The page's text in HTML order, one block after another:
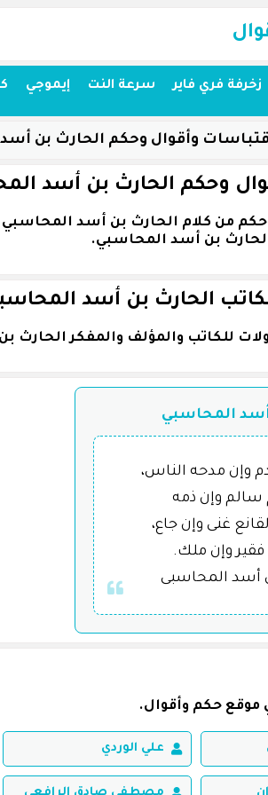
زخرفة فري فاير سرعة النت إيموجي
وأقوال وحكم الحارث بن
وحكم الحارث بن أسد
بن أسد المحاسبي.
الحارث بن أسد
للكاتب والمؤلف والمفكر الحارث
المحاسبي
وإن مدحه الناس،
سالم وإن ذمه
غنى وإن جاع،
وإن ملك.
أسد المحاسبى
موقع حكم وأقوال.
علي الوردي